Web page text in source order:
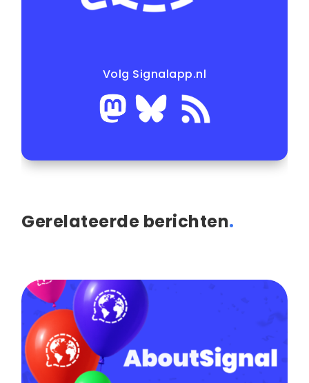
Volg Signalapp.nl
Gerelateerde berichten.